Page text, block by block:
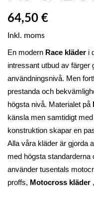
64,50 €
Inkl. moms
En modern Race kläder i
intressant utbud av färger
användningsnivå. Men
prestanda och
högsta nivå. Materialet på
känsla men samtidigt
konstruktion skapar en
Alla våra kläder är gjorda
med högsta standarderna
använder tusentals
proffs, Motocross kläder